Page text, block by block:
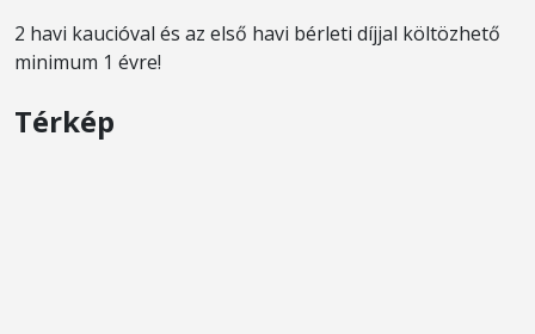
2 havi kaucióval és az első havi bérleti díjjal költözhető
minimum 1 évre!
Térkép